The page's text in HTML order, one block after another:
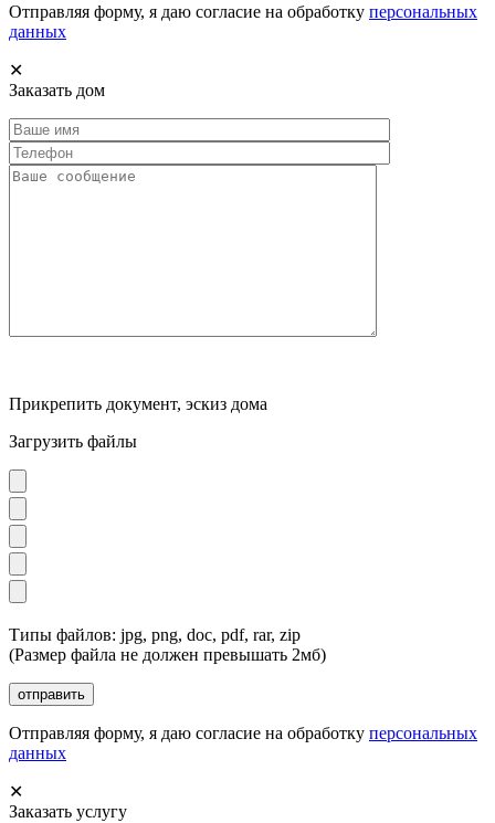
Отправляя форму, я даю согласие на обработку персональных
данных
✕
Заказать дом
Прикрепить документ, эскиз дома
Загрузить файлы
Типы файлов: jpg, png, doc, pdf, rar, zip
(Размер файла не должен превышать 2мб)
Отправляя форму, я даю согласие на обработку персональных
данных
✕
Заказать услугу